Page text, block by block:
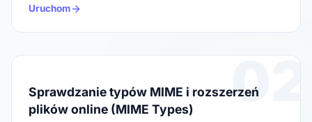
Uruchom
02
Sprawdzanie typów MIME i rozszerzeń
plików online (MIME Types)